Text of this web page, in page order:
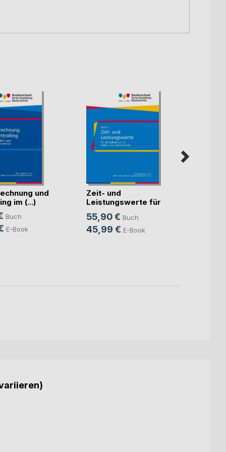
und
im (...)
Buch
E-Book
Zeit- und
Leistungswerte für
die K(...)
55,90 € Buch
45,99 € E-Book